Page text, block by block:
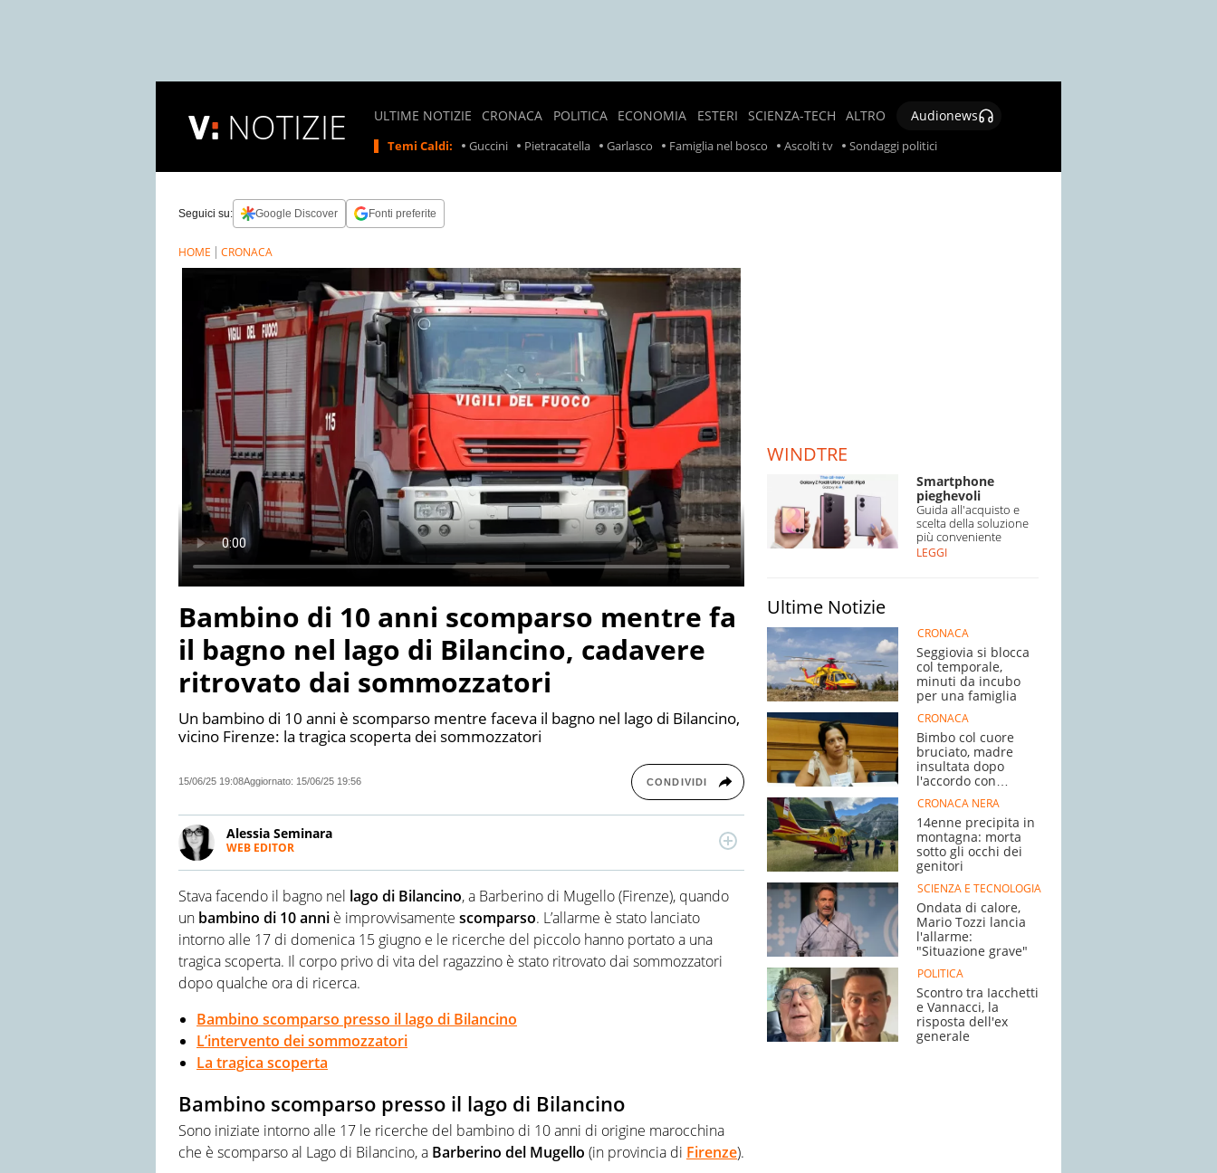
NOTIZIE ULTIME NOTIZIE
CRONACA
LOCALI
SUL
LAVORO
RITIRO
ALIMENTARI
METEO
TERREMOTI
E VULCANI
STORIE
POLITICA
POLITICI
ECONOMIA
ESTERI
ESTERA
SCIENZA-TECH
ALTRO
Audionews
Temi Caldi: Guccini Pietracatella Garlasco Famiglia nel bosco Ascolti tv Sondaggi politici
Seguici su: Google Discover Fonti preferite
HOME CRONACA
Bambino di 10 anni scomparso mentre fa
il bagno nel lago di Bilancino, cadavere
ritrovato dai sommozzatori
Un bambino di 10 anni è scomparso mentre faceva il bagno nel lago di Bilancino,
vicino Firenze: la tragica scoperta dei sommozzatori
15/06/25 19:08Aggiornato: 15/06/25 19:56 CONDIVIDI
Alessia Seminara
WEB EDITOR
i viaggi. Vive in Sicilia da sempre ma, ogni volta che ne ha la possibilità, ama
esplorare nuove realtà e culture.
Stava facendo il bagno nel lago di Bilancino, a Barberino di Mugello (Firenze), quando
un bambino di 10 anni è improvvisamente scomparso. L’allarme è stato lanciato
intorno alle 17 di domenica 15 giugno e le ricerche del piccolo hanno portato a una
tragica scoperta. Il corpo privo di vita del ragazzino è stato ritrovato dai sommozzatori
dopo qualche ora di ricerca.
Bambino scomparso presso il lago di Bilancino
L’intervento dei sommozzatori
La tragica scoperta
Bambino scomparso presso il lago di Bilancino
Sono iniziate intorno alle 17 le ricerche del bambino di 10 anni di origine marocchina
che è scomparso al Lago di Bilancino, a Barberino del Mugello (in provincia di Firenze).
WINDTRE
Smartphone
pieghevoli
Guida all'acquisto e
scelta della soluzione
più conveniente
LEGGI
Ultime Notizie
CRONACA
Seggiovia si blocca
col temporale,
minuti da incubo
per una famiglia
CRONACA
Bimbo col cuore
bruciato, madre
insultata dopo
l'accordo con
l'ospedale
CRONACA NERA
14enne precipita in
montagna: morta
sotto gli occhi dei
genitori
SCIENZA E TECNOLOGIA
Ondata di calore,
Mario Tozzi lancia
l'allarme:
"Situazione grave"
POLITICA
Scontro tra Iacchetti
e Vannacci, la
risposta dell'ex
generale